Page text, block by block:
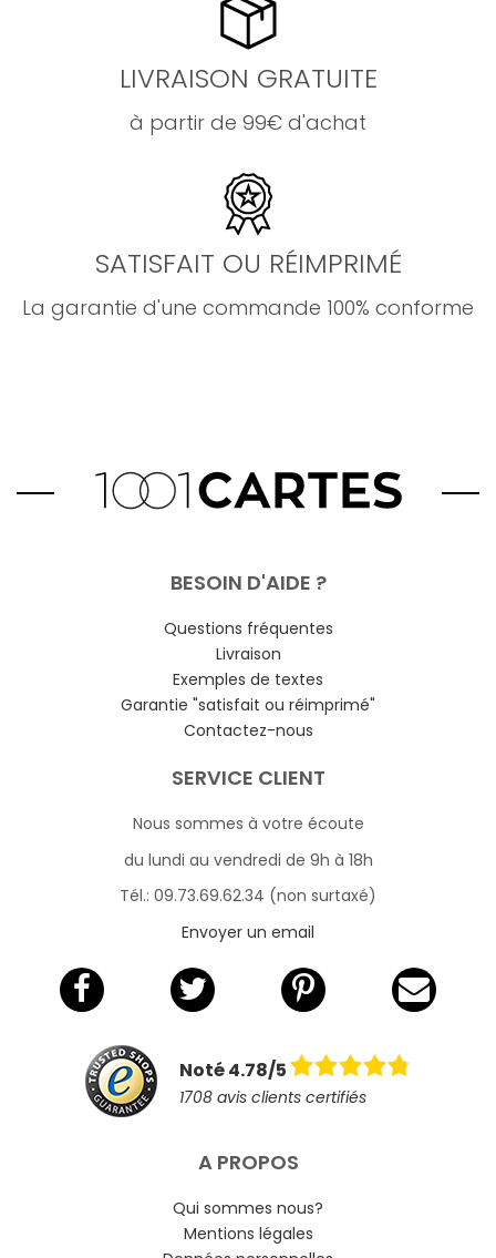
LIVRAISON GRATUITE
à partir de 99€ d'achat
SATISFAIT OU RÉIMPRIMÉ
La garantie d'une commande 100% conforme
BESOIN D'AIDE ?
Questions fréquentes
Livraison
Exemples de textes
Garantie "satisfait ou réimprimé"
Contactez-nous
SERVICE CLIENT
Nous sommes à votre écoute
du lundi au vendredi de 9h à 18h
Tél.: 09.73.69.62.34 (non surtaxé)
Envoyer un email
Noté 4.78/5
1708 avis clients certifiés
A PROPOS
Qui sommes nous?
Mentions légales